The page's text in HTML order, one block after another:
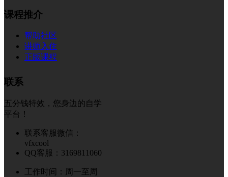
课程推介
帮助社区
讲师入住
正版课程
联系
五分钱特效，您身边的自学
平台！
联系客服微信：
vfxcool
QQ客服：3169811060
工作时间：周一至周